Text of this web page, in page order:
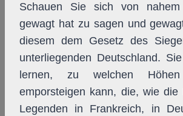
Schauen Sie sich von
gewagt hat zu sagen und
diesem dem Gesetz des
unterliegenden Deutschland.
lernen, zu welchen
emporsteigen kann, die, wie die
Legenden in Frankreich, in